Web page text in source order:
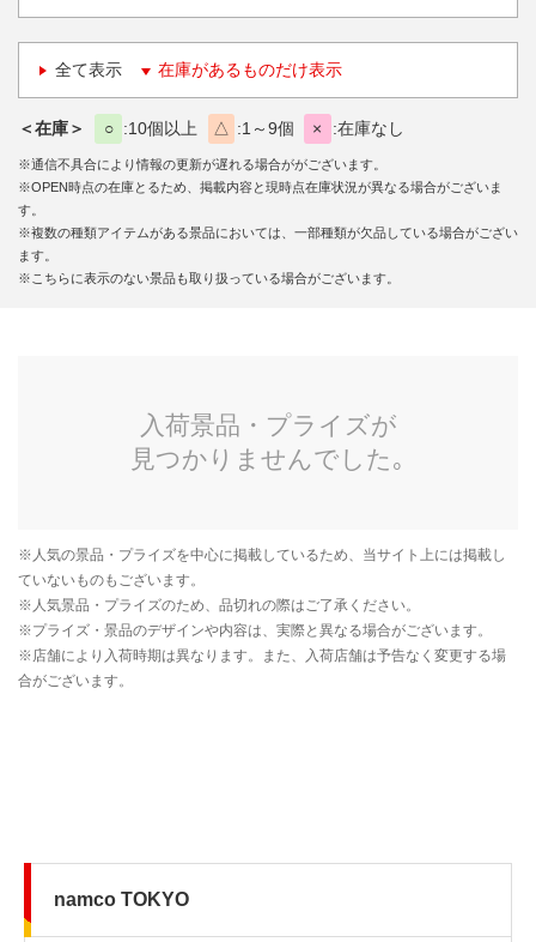
全て表示 在庫があるものだけ表示
＜在庫＞ ○ 10個以上 △ 1～9個 × 在庫なし
※通信不具合により情報の更新が遅れる場合ががございます。
※OPEN時点の在庫とるため、掲載内容と現時点在庫状況が異なる場合がございま
す。
※複数の種類アイテムがある景品においては、一部種類が欠品している場合がござい
ます。
※こちらに表示のない景品も取り扱っている場合がございます。
namco TOKYO